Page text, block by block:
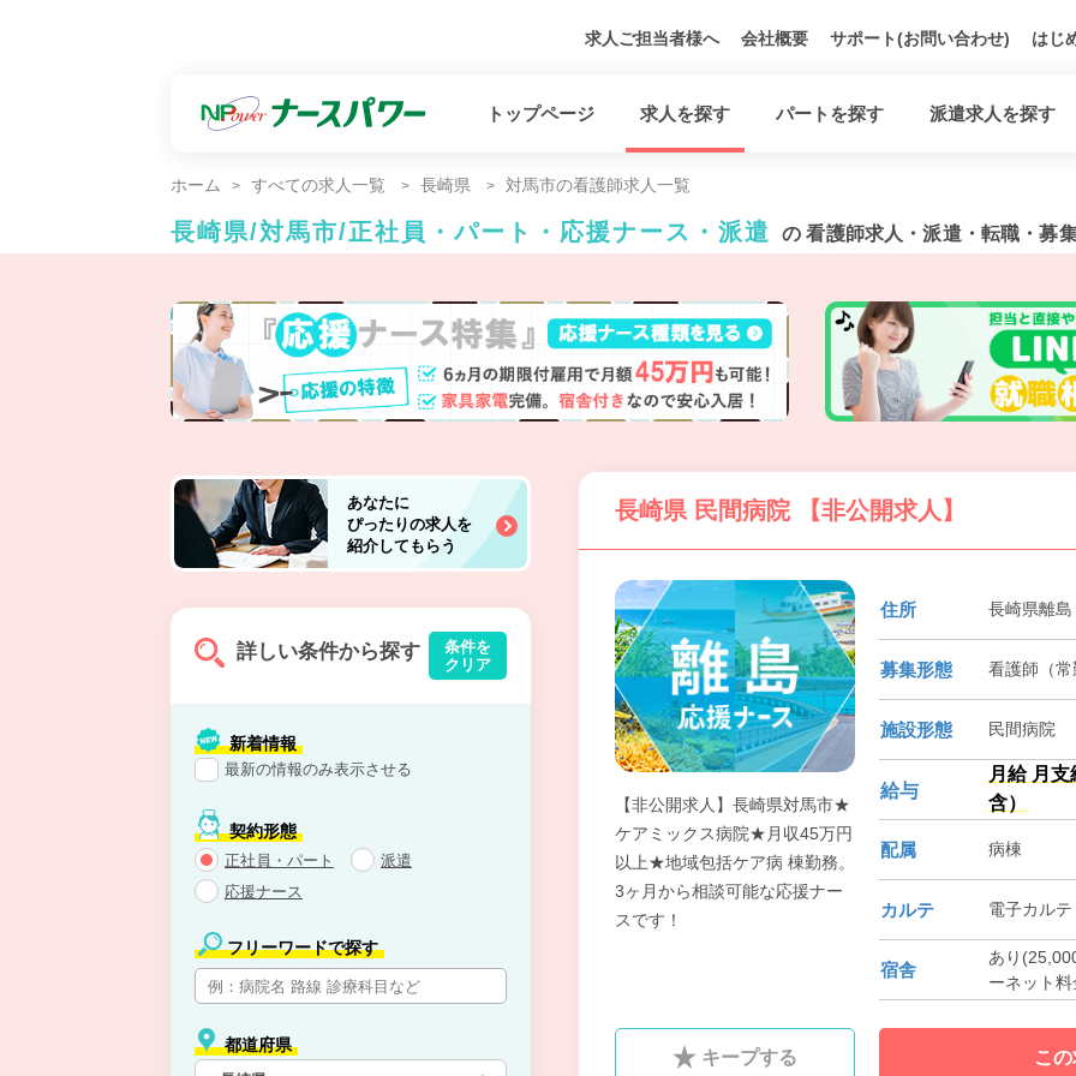
求人ご担当者様へ 会社概要 サポート(お問い合わせ) はじ
トップページ 求人を探す パートを探す 派遣求人を探す
ホーム すべての求人一覧 長崎県 対馬市の看護師求人一覧
長崎県/対馬市/正社員・パート・応援ナース・派遣 の 看護師求人・派遣・転職・募
長崎県 民間病院 【非公開求人】
【非公開求人】長崎県対馬市★
ケアミックス病院★月収45万円
以上★地域包括ケア病 棟勤務。
3ヶ月から相談可能な応援ナー
スです！
住所 長崎県離
募集形態 看護師（
施設形態 民間病院
給与
月給 月
含）
配属 病棟
カルテ 電子カルテ
宿舎
あり
ーネット
キープする こ
あなたに
ぴったりの求人を
紹介してもらう
詳しい条件から探す
条件を
クリア
新着情報
最新の情報のみ表示させる
契約形態
正社員・パート
派遣
応援ナース
フリーワードで探す
都道府県